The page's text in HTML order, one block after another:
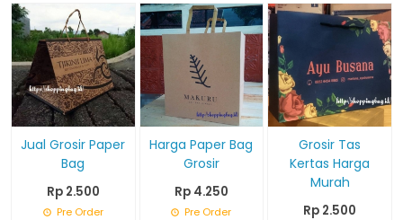
Jual Grosir Paper
Bag
Rp 2.500
Pre Order
Harga Paper Bag
Grosir
Rp 4.250
Pre Order
Grosir Tas
Kertas Harga
Murah
Rp 2.500